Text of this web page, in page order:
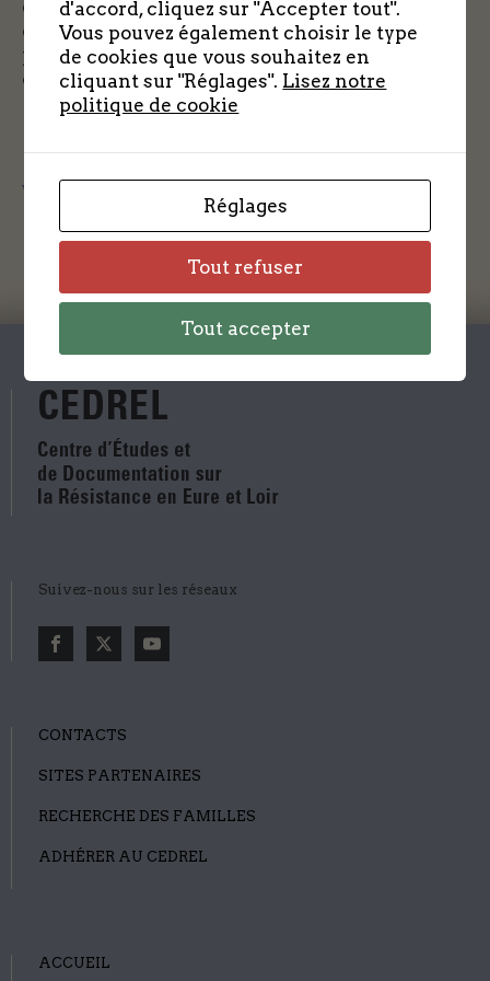
délinquance. Ils récupèrent des armes dans les
caches de la Résistance en étant renseignés
par des personnages troubles. (Photo
coll.perso.)
Voir la note
Suivez-nous sur les réseaux
CONTACTS
SITES PARTENAIRES
RECHERCHE DES FAMILLES
ADHÉRER AU CEDREL
ACCUEIL
d'accord, cliquez sur "Accepter tout".
Vous pouvez également choisir le type
de cookies que vous souhaitez en
cliquant sur "Réglages". Lisez notre
politique de cookie
Réglages
Tout refuser
Tout accepter